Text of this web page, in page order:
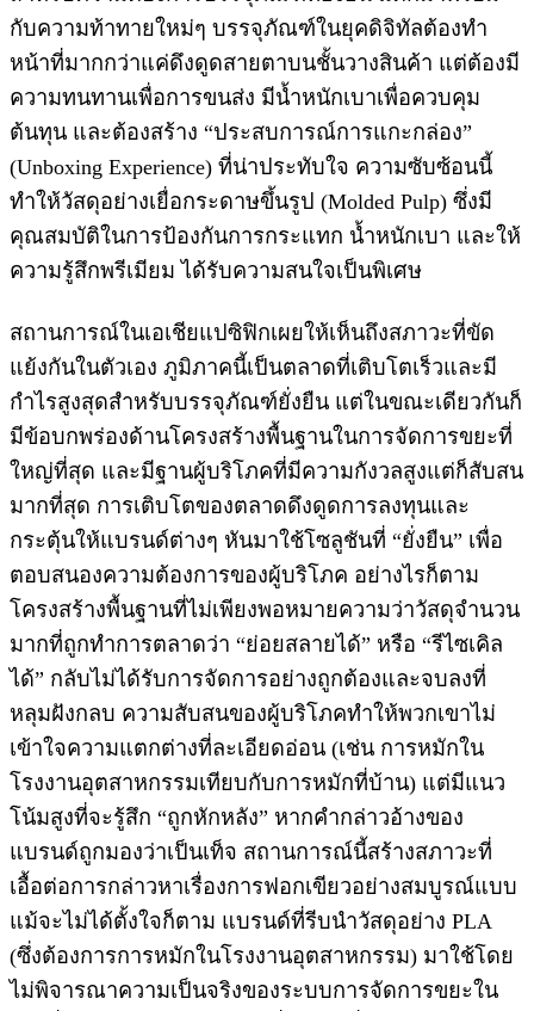
กับความท้าทายใหม่ๆ บรรจุภัณฑ์ในยุคดิจิทัลต้องทำ
หน้าที่มากกว่าแค่ดึงดูดสายตาบนชั้นวางสินค้า แต่ต้องมี
ความทนทานเพื่อการขนส่ง มีน้ำหนักเบาเพื่อควบคุม
ต้นทุน และต้องสร้าง “ประสบการณ์การแกะกล่อง”
(Unboxing Experience) ที่น่าประทับใจ ความซับซ้อนนี้
ทำให้วัสดุอย่างเยื่อกระดาษขึ้นรูป (Molded Pulp) ซึ่งมี
คุณสมบัติในการป้องกันการกระแทก น้ำหนักเบา และให้
ความรู้สึกพรีเมียม ได้รับความสนใจเป็นพิเศษ
สถานการณ์ในเอเชียแปซิฟิกเผยให้เห็นถึงสภาวะที่ขัด
แย้งกันในตัวเอง ภูมิภาคนี้เป็นตลาดที่เติบโตเร็วและมี
กำไรสูงสุดสำหรับบรรจุภัณฑ์ยั่งยืน แต่ในขณะเดียวกันก็
มีข้อบกพร่องด้านโครงสร้างพื้นฐานในการจัดการขยะที่
ใหญ่ที่สุด และมีฐานผู้บริโภคที่มีความกังวลสูงแต่ก็สับสน
มากที่สุด การเติบโตของตลาดดึงดูดการลงทุนและ
กระตุ้นให้แบรนด์ต่างๆ หันมาใช้โซลูชันที่ “ยั่งยืน” เพื่อ
ตอบสนองความต้องการของผู้บริโภค อย่างไรก็ตาม
โครงสร้างพื้นฐานที่ไม่เพียงพอหมายความว่าวัสดุจำนวน
มากที่ถูกทำการตลาดว่า “ย่อยสลายได้” หรือ “รีไซเคิล
ได้” กลับไม่ได้รับการจัดการอย่างถูกต้องและจบลงที่
หลุมฝังกลบ ความสับสนของผู้บริโภคทำให้พวกเขาไม่
เข้าใจความแตกต่างที่ละเอียดอ่อน (เช่น การหมักใน
โรงงานอุตสาหกรรมเทียบกับการหมักที่บ้าน) แต่มีแนว
โน้มสูงที่จะรู้สึก “ถูกหักหลัง” หากคำกล่าวอ้างของ
แบรนด์ถูกมองว่าเป็นเท็จ สถานการณ์นี้สร้างสภาวะที่
เอื้อต่อการกล่าวหาเรื่องการฟอกเขียวอย่างสมบูรณ์แบบ
แม้จะไม่ได้ตั้งใจก็ตาม แบรนด์ที่รีบนำวัสดุอย่าง PLA
(ซึ่งต้องการการหมักในโรงงานอุตสาหกรรม) มาใช้โดย
ไม่พิจารณาความเป็นจริงของระบบการจัดการขยะใน